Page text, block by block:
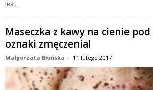
jest...
Maseczka z kawy na cienie
oznaki zmęczenia!
Małgorzata Błońska - 11 lutego 2017